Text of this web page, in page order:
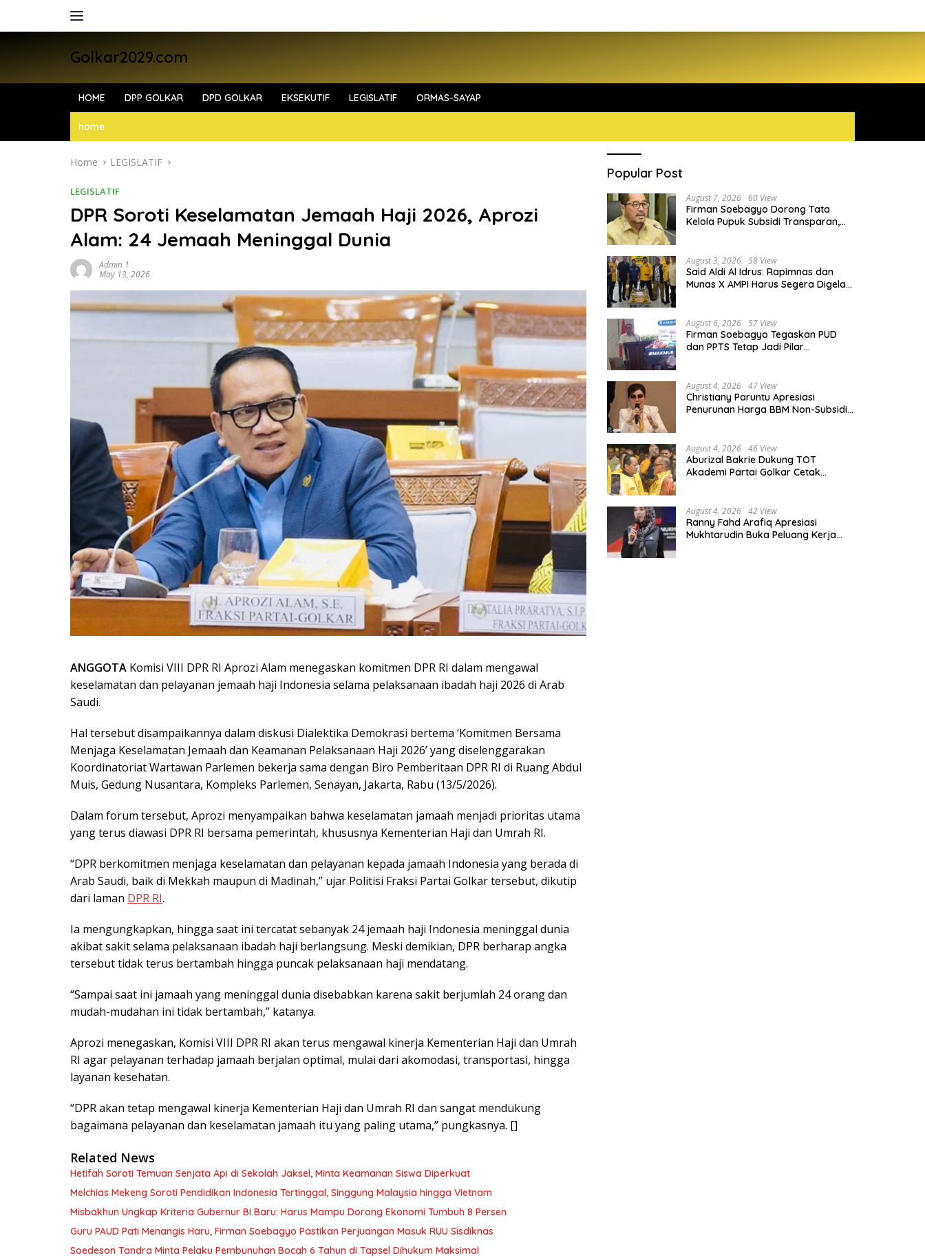
Golkar2029.com
HOME DPP GOLKAR DPD GOLKAR EKSEKUTIF LEGISLATIF ORMAS-SAYAP
home
Home LEGISLATIF
LEGISLATIF
DPR Soroti Keselamatan Jemaah Haji 2026, Aprozi
Alam: 24 Jemaah Meninggal Dunia
Admin 1
May 13, 2026
ANGGOTA Komisi VIII DPR RI Aprozi Alam menegaskan komitmen DPR RI dalam mengawal
keselamatan dan pelayanan jemaah haji Indonesia selama pelaksanaan ibadah haji 2026 di Arab
Saudi.
Hal tersebut disampaikannya dalam diskusi Dialektika Demokrasi bertema ‘Komitmen Bersama
Menjaga Keselamatan Jemaah dan Keamanan Pelaksanaan Haji 2026’ yang diselenggarakan
Koordinatoriat Wartawan Parlemen bekerja sama dengan Biro Pemberitaan DPR RI di Ruang Abdul
Muis, Gedung Nusantara, Kompleks Parlemen, Senayan, Jakarta, Rabu (13/5/2026).
Dalam forum tersebut, Aprozi menyampaikan bahwa keselamatan jamaah menjadi prioritas utama
yang terus diawasi DPR RI bersama pemerintah, khususnya Kementerian Haji dan Umrah RI.
“DPR berkomitmen menjaga keselamatan dan pelayanan kepada jamaah Indonesia yang berada di
Arab Saudi, baik di Mekkah maupun di Madinah,” ujar Politisi Fraksi Partai Golkar tersebut, dikutip
dari laman DPR RI.
Ia mengungkapkan, hingga saat ini tercatat sebanyak 24 jemaah haji Indonesia meninggal dunia
akibat sakit selama pelaksanaan ibadah haji berlangsung. Meski demikian, DPR berharap angka
tersebut tidak terus bertambah hingga puncak pelaksanaan haji mendatang.
“Sampai saat ini jamaah yang meninggal dunia disebabkan karena sakit berjumlah 24 orang dan
mudah-mudahan ini tidak bertambah,” katanya.
Aprozi menegaskan, Komisi VIII DPR RI akan terus mengawal kinerja Kementerian Haji dan Umrah
RI agar pelayanan terhadap jamaah berjalan optimal, mulai dari akomodasi, transportasi, hingga
layanan kesehatan.
“DPR akan tetap mengawal kinerja Kementerian Haji dan Umrah RI dan sangat mendukung
bagaimana pelayanan dan keselamatan jamaah itu yang paling utama,” pungkasnya. []
Related News
Hetifah Soroti Temuan Senjata Api di Sekolah Jaksel, Minta Keamanan Siswa Diperkuat
Melchias Mekeng Soroti Pendidikan Indonesia Tertinggal, Singgung Malaysia hingga Vietnam
Misbakhun Ungkap Kriteria Gubernur BI Baru: Harus Mampu Dorong Ekonomi Tumbuh 8 Persen
Guru PAUD Pati Menangis Haru, Firman Soebagyo Pastikan Perjuangan Masuk RUU Sisdiknas
Soedeson Tandra Minta Pelaku Pembunuhan Bocah 6 Tahun di Tapsel Dihukum Maksimal
Popular Post
August 7, 2026 60 View
Firman Soebagyo Dorong Tata
Kelola Pupuk Subsidi Transparan,
August 3, 2026 58 View
Said Aldi Al Idrus: Rapimnas dan
Munas X AMPI Harus Segera Digelar
August 6, 2026 57 View
Firman Soebagyo Tegaskan PUD
dan PPTS Tetap Jadi Pilar
August 4, 2026 47 View
Christiany Paruntu Apresiasi
Penurunan Harga BBM Non-Subsidi,
August 4, 2026 46 View
Aburizal Bakrie Dukung TOT
Akademi Partai Golkar Cetak
August 4, 2026 42 View
Ranny Fahd Arafiq Apresiasi
Mukhtarudin Buka Peluang Kerja